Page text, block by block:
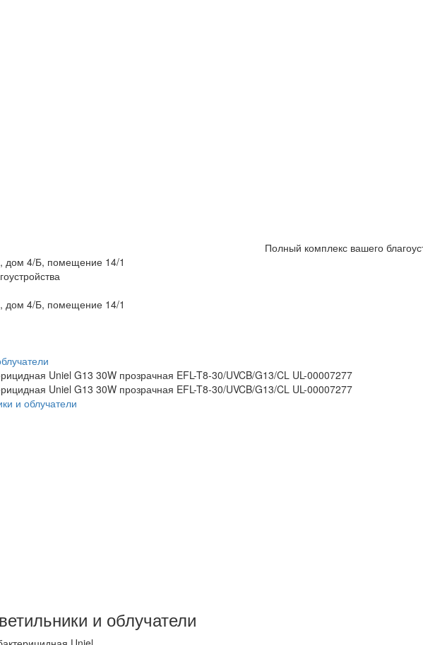
дом 4/Б, помещение 14/1
Полный комплекс вашего
дом 4/Б, помещение 14/1
Uniel G13 30W прозрачная EFL-T8-30/UVCB/G13/CL UL-00007277
Uniel G13 30W прозрачная EFL-T8-30/UVCB/G13/CL UL-00007277
и облучатели
и облучатели